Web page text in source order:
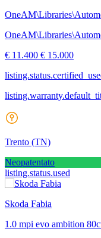
€ 11.400 € 15.000
Trento (TN)
Neopatentato
listing.status.used
Skoda Fabia
1.0 mpi evo ambition